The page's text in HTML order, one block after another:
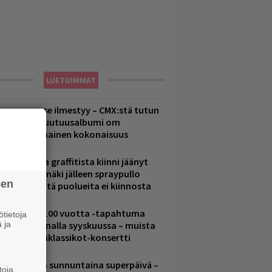
LUETUIMMAT
se ilmestyy – CMX:stä tutun
Yrjänän uutuusalbumi om
kokonaisuus
Laittomasta graffitista kiinni jäänyt
Arhinmäki jälleen spraypullo
– näitä puolueita ei kiinnosta
Yle 100 vuotta -tapahtuma
Arenalla syyskuussa – muista
metalliklassikot-konsertti
sunnuntaina superpäivä –
ja